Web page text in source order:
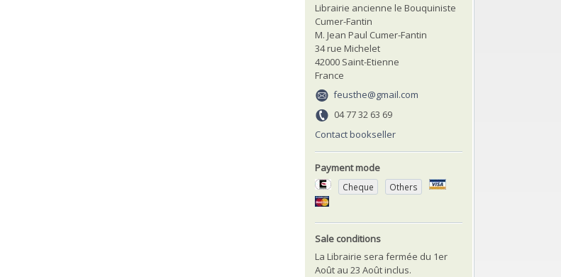
Librairie ancienne le Bouquiniste
Cumer-Fantin
M. Jean Paul Cumer-Fantin
34 rue Michelet
42000 Saint-Etienne
France
feusthe@gmail.com
04 77 32 63 69
Contact bookseller
Payment mode
Cheque Others
Sale conditions
La Librairie sera fermée du 1er
Août au 23 Août inclus.